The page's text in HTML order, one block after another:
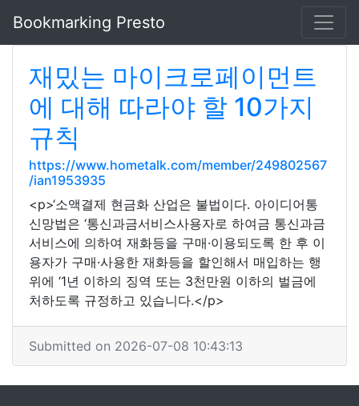
Bookmarking Presto
재밌는 마이크로페이먼트
에 대해 따라야 할 10가지
규칙
https://www.hometalk.com/member/249802567
/ian1953935
<p>‘소액결제 현금화 산업은 불법이다. 아이디어통
신망법은 ‘통신과금서비스사용자로 하여금 통신과금
서비스에 의하여 재화등을 구매·이용되도록 한 후 이
용자가 구매·사용한 재화등을 할인해서 매입하는 행
위에 ‘1년 이하의 징역 또는 3천만원 이하의 벌금에
처하도록 규정하고 있습니다.</p>
Submitted on 2026-07-08 10:43:13